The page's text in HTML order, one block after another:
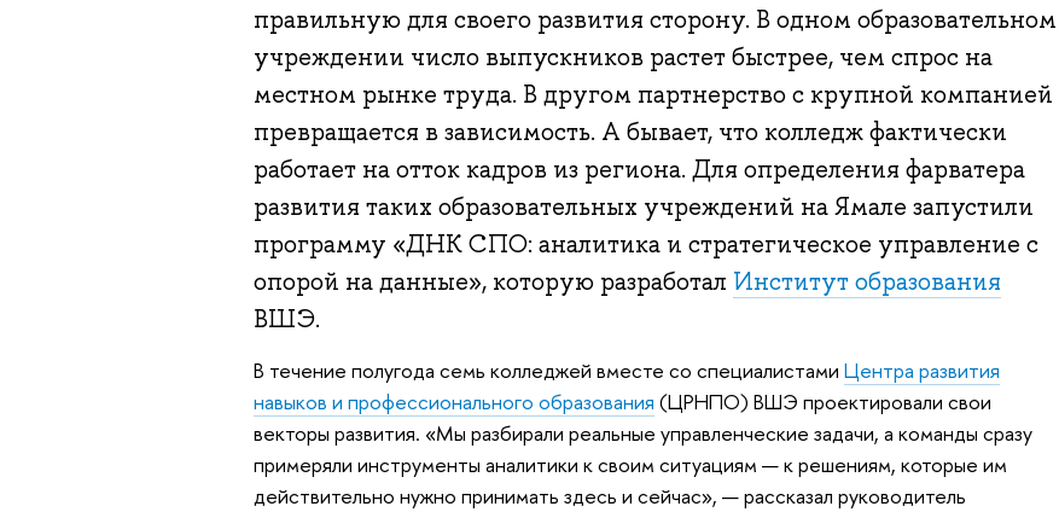
правильную для своего развития сторону. В одном образовательном
учреждении число выпускников растет быстрее, чем спрос на
местном рынке труда. В другом партнерство с крупной компанией
превращается в зависимость. А бывает, что колледж фактически
работает на отток кадров из региона. Для определения фарватера
развития таких образовательных учреждений на Ямале запустили
программу «ДНК СПО: аналитика и стратегическое управление с
опорой на данные», которую разработал Институт образования
ВШЭ.
В течение полугода семь колледжей вместе со специалистами Центра развития
навыков и профессионального образования (ЦРНПО) ВШЭ проектировали свои
векторы развития. «Мы разбирали реальные управленческие задачи, а команды сразу
примеряли инструменты аналитики к своим ситуациям — к решениям, которые им
действительно нужно принимать здесь и сейчас», — рассказал руководитель